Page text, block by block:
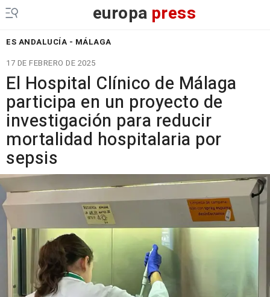
europa press
ES ANDALUCÍA - MÁLAGA
17 DE FEBRERO DE 2025
El Hospital Clínico de Málaga
participa en un proyecto de
investigación para reducir
mortalidad hospitalaria por
sepsis